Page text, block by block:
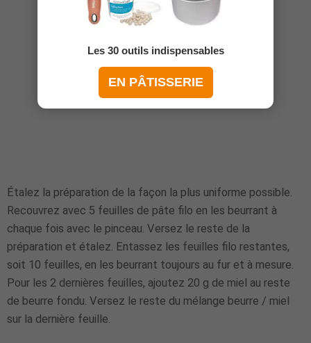
Étalez la préparation de la façon la plus uniforme possible.
Recouvrez avec 5 feuilles de pâte filo en les beurrant à
chaque fois avec le pinceau. Versez le reste de la
préparation et étalez. Entassez les feuilles filo restantes,
soit 10 feuilles, en les beurrant toujours au fur et à mesure.
Pour les 2 dernières feuilles, ajoutez 20 g de miel au reste
de beurre fondu. Versez le reste du mélange beurre / miel
sur la dernière feuille.
Les 30 outils indispensables
EN PÂTISSERIE